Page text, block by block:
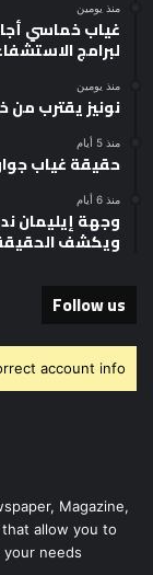
منذ يومين
غياب خماسي
لبرامج
منذ يومين
نونيز يقترب من
منذ 5 أيام
حقيقة غياب
منذ 6 أيام
وجهة إيليمان
ويكشف
Follow us
account info.
Magazine,
allow you to
needs.